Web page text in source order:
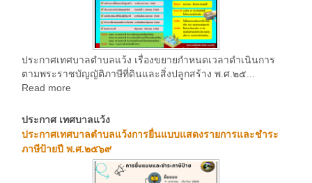
ประกาศเทศบาลตำบลแว้ง เรื่องขยายกำหนดเวลาดำเนินการ
ตามพระราชบัญญัติภาษีที่ดินและสิ่งปลูกสร้าง พ.ศ.๒๕...
Read more
ประกาศ เทศบาลแว้ง
ประกาศเทศบาลตำบลแว้งการยื่นแบบแสดงรายการและชำระ
ภาษีป้ายปี พ.ศ.๒๕๖๙